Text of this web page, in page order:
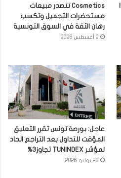
Cosmetics تتصدر مبيعات
مستحضرات التجميل وتكسب
رهان الثقة في السوق التونسية
2 أغسطس 2026
عاجل: بورصة تونس تقرر التعليق
المؤقت للتداول بعد التراجع الحاد
لمؤشر TUNINDEX تجاوز3%
28 يوليو 2026